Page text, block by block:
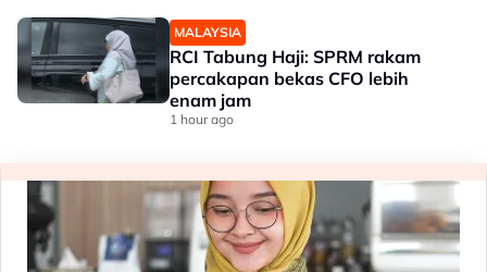
MALAYSIA
RCI Tabung Haji: SPRM rakam
percakapan bekas CFO lebih
enam jam
1 hour ago